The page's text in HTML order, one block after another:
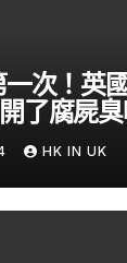
次！英
了腐屍
HK IN UK